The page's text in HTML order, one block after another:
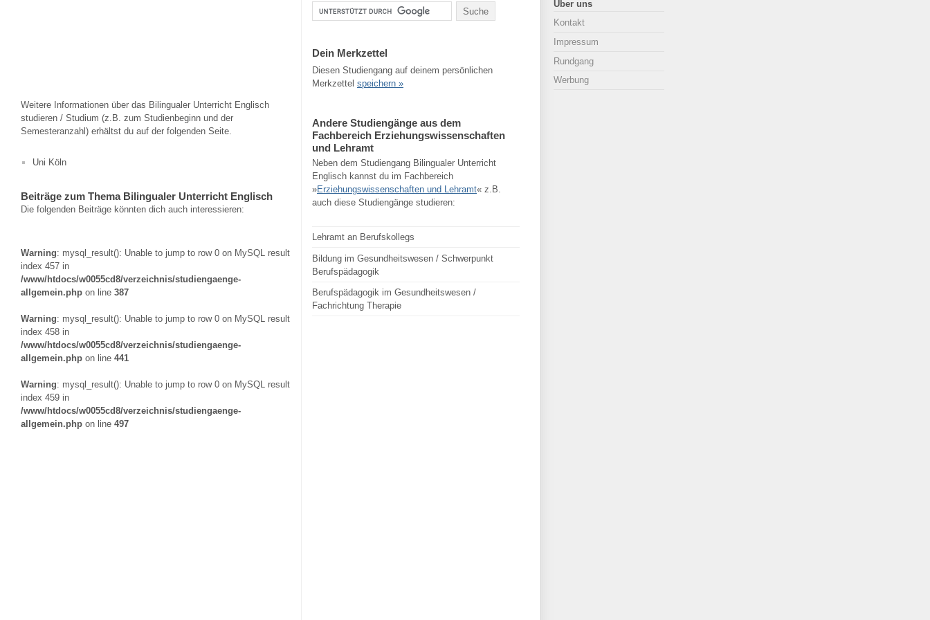
Weitere Informationen über das Bilingualer Unterricht Englisch
studieren / Studium (z.B. zum Studienbeginn und der
Semesteranzahl) erhältst du auf der folgenden Seite.
Uni Köln
Beiträge zum Thema Bilingualer Unterricht Englisch
Die folgenden Beiträge könnten dich auch interessieren:
Warning: mysql_result(): Unable to jump to row 0 on MySQL result
index 457 in
/www/htdocs/w0055cd8/verzeichnis/studiengaenge-
allgemein.php on line 387
Warning: mysql_result(): Unable to jump to row 0 on MySQL result
index 458 in
/www/htdocs/w0055cd8/verzeichnis/studiengaenge-
allgemein.php on line 441
Warning: mysql_result(): Unable to jump to row 0 on MySQL result
index 459 in
/www/htdocs/w0055cd8/verzeichnis/studiengaenge-
allgemein.php on line 497
Dein Merkzettel
Diesen Studiengang auf deinem persönlichen
Merkzettel speichern »
Andere Studiengänge aus dem
Fachbereich Erziehungswissenschaften
und Lehramt
Neben dem Studiengang Bilingualer Unterricht
Englisch kannst du im Fachbereich
»Erziehungswissenschaften und Lehramt« z.B.
auch diese Studiengänge studieren:
Lehramt an Berufskollegs
Bildung im Gesundheitswesen / Schwerpunkt
Berufspädagogik
Berufspädagogik im Gesundheitswesen /
Fachrichtung Therapie
Über uns
Kontakt
Impressum
Rundgang
Werbung